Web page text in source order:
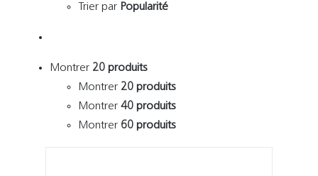
Trier par Popularité
Montrer 20 produits
Montrer 20 produits
Montrer 40 produits
Montrer 60 produits